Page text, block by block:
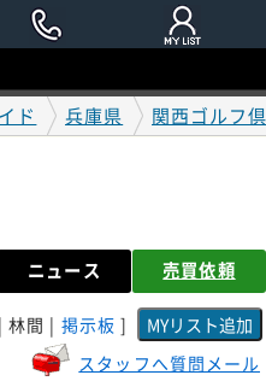
ド 兵庫県 関西ゴルフ
ニュース 売買依頼
林間 | 掲示板 ]
スタッフへ質問メール